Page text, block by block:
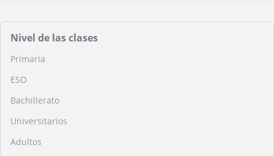
Nivel de las clases
Primaria
ESO
Bachillerato
Universitarios
Adultos